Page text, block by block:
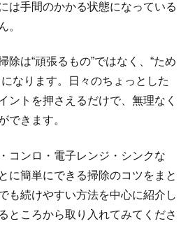
は手間のかかる状態になっている
。
除は“頑張るもの”ではなく、“ため
なります。日々のちょっとした
ントを押さえるだけで、無理なく
できます。
コンロ・電子レンジ・シンクな
に簡単にできる掃除のコツをまと
も続けやすい方法を中心に紹介し
ところから取り入れてみてくださ